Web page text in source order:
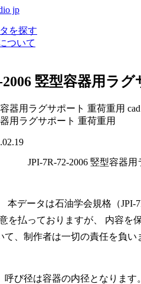
を探す
ついて
2006 竪型容器用ラ
用ラグサポート 重荷重用
JPI-7R-72-2006 竪型容器
本データは石油学会規格（
を払っておりますが、 内容を
て、制作者は一切の責任を負い
呼び径は容器の内径となりま